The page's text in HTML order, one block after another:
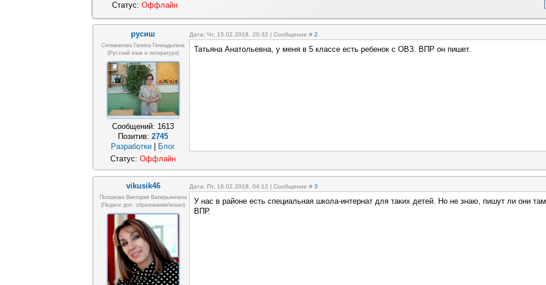
Статус: Оффлайн
русиш Дата: Чт, 15.02.2018, 20:32 | Сообщение # 2
Селиванова Галина Геннадьевна
(русский язык и литература)
Сообщений: 1613
Позитив: 2745
Разработки
Блог
Татьяна Анатольевна, у меня в 5 классе есть ребенок с ОВЗ. ВПР он пишет.
Статус: Оффлайн
vikusik46 Дата: Пт, 16.02.2018, 04:12 | Сообщение # 3
Полшкова Виктория Валерьяновна
(педагог доп. образования/вокал)
У нас в районе есть специальная школа-интернат для таких детей. Но не знаю, пишут ли они там
ВПР.